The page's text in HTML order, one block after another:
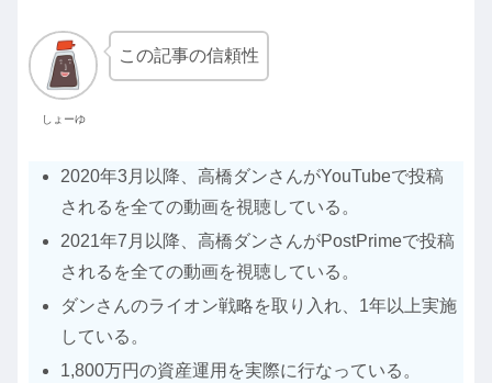
しょーゆ
この記事の信頼性
2020年3月以降、高橋ダンさんがYouTubeで投稿
されるを全ての動画を視聴している。
2021年7月以降、高橋ダンさんがPostPrimeで投稿
されるを全ての動画を視聴している。
ダンさんのライオン戦略を取り入れ、1年以上実施
している。
1,800万円の資産運用を実際に行なっている。